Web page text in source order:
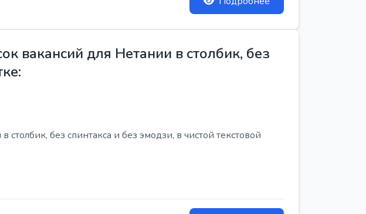
вакансий для Нетании в столбик, без
без спинтакса и без эмодзи, в чистой текстовой